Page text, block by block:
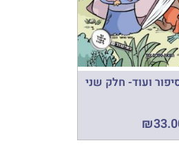
ועוד- חלק שני
₪